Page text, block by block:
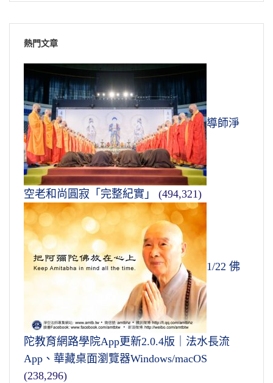
熱門文章
導師淨
空老和尚圓寂「完整紀實」 (494,321)
1/22 佛
陀教育網路學院App更新2.0.4版｜法水長流
App、華藏桌面瀏覽器Windows/macOS
(238,296)